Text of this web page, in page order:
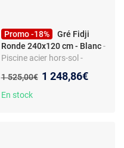
Promo -18%
Gré Fidji
Ronde 240x120 cm - Blanc -
Piscine acier hors-sol -
Liner PVC bleu 30/100 -
Échelle plateforme
Ancien prix :
1 525,00€ Nouveau prix :
1 248,86€
En stock